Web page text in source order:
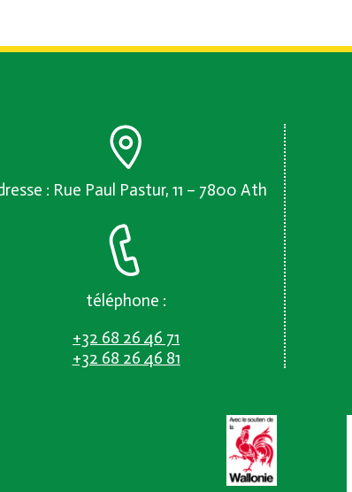
: Rue Paul Pastur, 11 – 7800 Ath
téléphone :
+32 68 26 46 71
+32 68 26 46 81